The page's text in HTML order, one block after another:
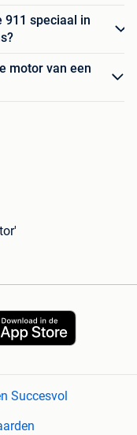
911 speciaal in
motor van een
Succesvol